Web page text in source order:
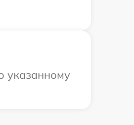
указанному